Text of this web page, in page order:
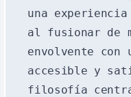
una experiencia
al fusionar de
envolvente con
accesible y
filosofía